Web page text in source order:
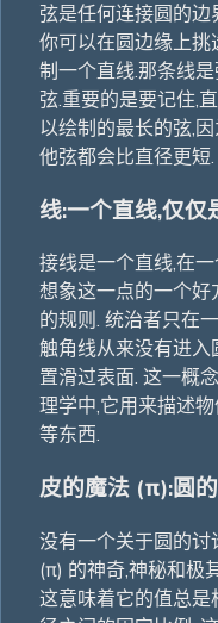
弦是任何连接圆的
你可以在圆边缘上
制一个直线.那条线
弦.重要的是要记住,
以绘制的最长的弦,
他弦都会比直径更短.
线:一个直线,仅
接线是一个直线,在
想象这一点的一个
的规则. 统治者只在
触角线从来没有进
置滑过表面. 这一概
理学中,它用来描述
等东西.
皮的魔法 (π):圆
没有一个关于圆的讨
(π) 的神奇,神秘和极
这意味着它的值总